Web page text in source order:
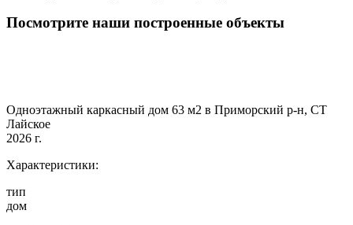
Посмотрите наши построенные объекты
Одноэтажный каркасный дом 63 м2 в Приморский р-н, СТ
Лайское
2026 г.
Характеристики:
тип
дом